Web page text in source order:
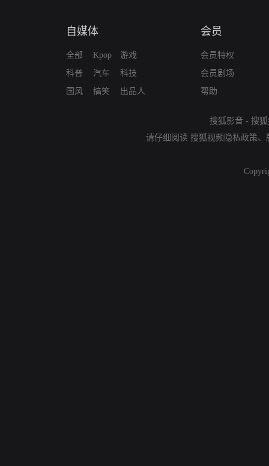
自媒体
全部
科普
国风
Kpop
汽车
搞笑
游戏
科技
出品人
会员
会员特权
会员剧场
帮助
搜狐影音 - 搜
请仔细阅读 搜狐视频隐私政策、